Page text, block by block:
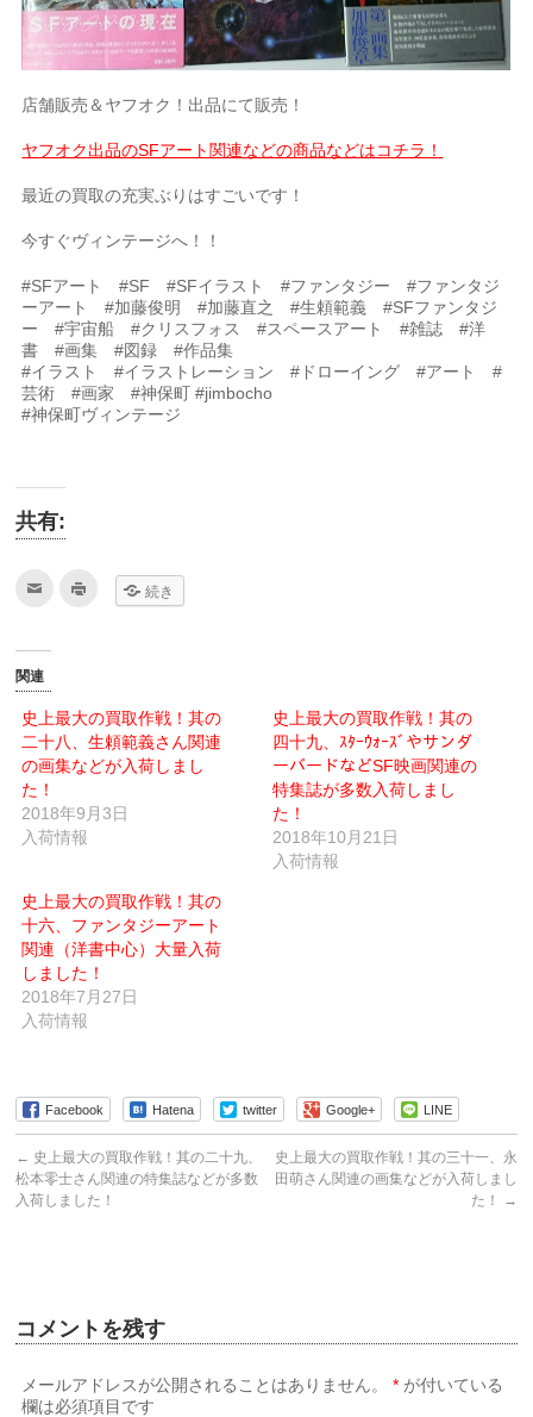
店舗販売＆ヤフオク！出品にて販売！
ヤフオク出品のSFアート関連などの商品などはコチラ！
最近の買取の充実ぶりはすごいです！
今すぐヴィンテージへ！！
#SFアート #SF #SFイラスト #ファンタジー #ファンタジ
ーアート #加藤俊明 #加藤直之 #生頼範義 #SFファンタジ
ー #宇宙船 #クリスフォス #スペースアート #雑誌 #洋
書 #画集 #図録 #作品集
#イラスト #イラストレーション #ドローイング #アート #
芸術 #画家 #神保町 #jimbocho
#神保町ヴィンテージ
共有:
て
メ
ー
ル
で
送
信
(新
し
い
ウ
ウ
で
開
き
ま
す)
し
い
ウ
ィ
ン
で
開
続き
関連
史上最大の買取作戦！其の
二十八、生頼範義さん関連
の画集などが入荷しまし
た！
2018年9月3日
入荷情報
史上最大の買取作戦！其の
四十九、ｽﾀｰｳｫｰｽﾞやサンダ
ーバードなどSF映画関連の
特集誌が多数入荷しまし
た！
2018年10月21日
入荷情報
史上最大の買取作戦！其の
十六、ファンタジーアート
関連（洋書中心）大量入荷
しました！
2018年7月27日
入荷情報
Facebook Hatena twitter Google+ LINE
← 史上最大の買取作戦！其の二十九、
松本零士さん関連の特集誌などが多数
入荷しました！
史上最大の買取作戦！其の三十一、永
田萌さん関連の画集などが入荷しまし
た！
→
コメントを残す
メールアドレスが公開されることはありません。 * が付いている
欄は必須項目です